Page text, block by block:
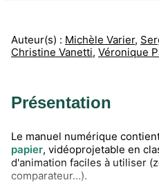
Auteur(s) : Michèle Varier,
Christine Vanetti, Véronique
Présentation
Le manuel numérique
papier, vidéoprojetable en
d'animation faciles à utiliser
comparateur…).